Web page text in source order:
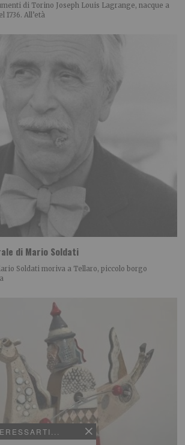
di Torino Joseph Louis Lagrange, nacque a
All’età
di Mario Soldati
Soldati moriva a Tellaro, piccolo borgo